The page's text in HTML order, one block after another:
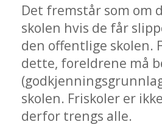
Det fremstår som om
skolen hvis de får
den offentlige skolen.
dette, foreldrene må
skolen. Friskoler er
derfor trengs alle.